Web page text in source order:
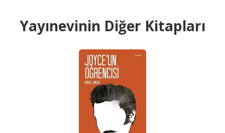
Yayınevinin Diğer Kitapları